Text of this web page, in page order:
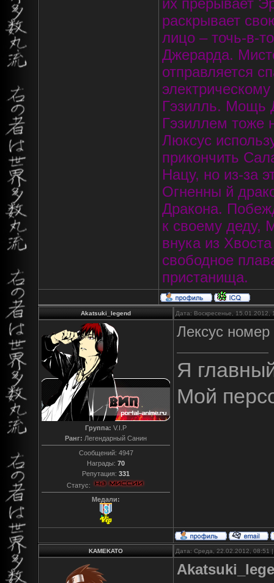
их прерывает
раскрывает
лицо – точь-в-
Джерарда.
отправляется
Гэзилль. Мощь
Гэзиллем тоже
Люксус
прикончить
Нацу, но из-за
Огненны й
Дракона.
к своему деду,
внука из
свободное
пристанища.
Akatsuki_legend Дата: Воскресенье,
Группа: V.I.P
Ранг: Легендарный Санин
Сообщений: 4947
Награды: 70
Репутация: 331
Статус:
Медали:
Лексус
Я
Мой
KAMEKATO Дата: Среда, 22.02.2012,